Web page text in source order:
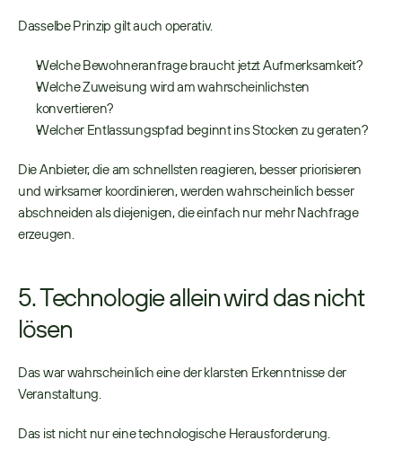
Dasselbe Prinzip gilt auch operativ.
Welche Bewohneranfrage braucht jetzt Aufmerksamkeit?
Welche Zuweisung wird am wahrscheinlichsten
konvertieren?
Welcher Entlassungspfad beginnt ins Stocken zu geraten?
Die Anbieter, die am schnellsten reagieren, besser priorisieren
und wirksamer koordinieren, werden wahrscheinlich besser
abschneiden als diejenigen, die einfach nur mehr Nachfrage
erzeugen.
5. Technologie allein wird das nicht
lösen
Das war wahrscheinlich eine der klarsten Erkenntnisse der
Veranstaltung.
Das ist nicht nur eine technologische Herausforderung.